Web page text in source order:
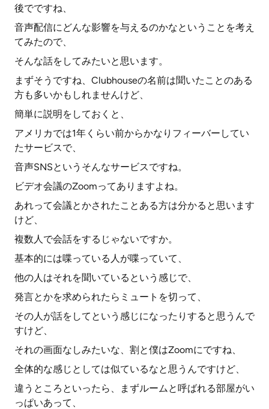
後でですね、
音声配信にどんな影響を与えるのかなということを考え
てみたので、
そんな話をしてみたいと思います。
まずそうですね、Clubhouseの名前は聞いたことのある
方も多いかもしれませんけど、
簡単に説明をしておくと、
アメリカでは1年くらい前からかなりフィーバーしてい
たサービスで、
音声SNSというそんなサービスですね。
ビデオ会議のZoomってありますよね。
あれって会議とかされたことある方は分かると思います
けど、
複数人で会話をするじゃないですか。
基本的には喋っている人が喋っていて、
他の人はそれを聞いているという感じで、
発言とかを求められたらミュートを切って、
その人が話をしてという感じになったりすると思うんで
すけど、
それの画面なしみたいな、割と僕はZoomにですね、
全体的な感じとしては似ているなと思うんですけど、
違うところといったら、まずルームと呼ばれる部屋がい
っぱいあって、